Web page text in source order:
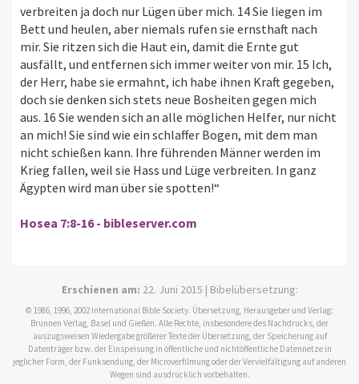
verbreiten ja doch nur Lügen über mich. 14 Sie liegen im
Bett und heulen, aber niemals rufen sie ernsthaft nach
mir. Sie ritzen sich die Haut ein, damit die Ernte gut
ausfällt, und entfernen sich immer weiter von mir. 15 Ich,
der Herr, habe sie ermahnt, ich habe ihnen Kraft gegeben,
doch sie denken sich stets neue Bosheiten gegen mich
aus. 16 Sie wenden sich an alle möglichen Helfer, nur nicht
an mich! Sie sind wie ein schlaffer Bogen, mit dem man
nicht schießen kann. Ihre führenden Männer werden im
Krieg fallen, weil sie Hass und Lüge verbreiten. In ganz
Ägypten wird man über sie spotten!“
Hosea 7:8-16 - bibleserver.com
Erschienen am: 22. Juni 2015 | Bibelübersetzung:
© 1986, 1996, 2002 International Bible Society. Übersetzung, Herausgeber und Verlag:
Brunnen Verlag, Basel und Gießen. Alle Rechte, insbesondere des Nachdrucks, der
auszugsweisen Wiedergabe größerer Texte der Übersetzung, der Speicherung auf
Datenträger bzw. der Einspeisung in öffentliche und nichtöffentliche Datennetze in
jeglicher Form, der Funksendung, der Microverfilmung oder der Vervielfältigung auf anderen
Wegen sind ausdrücklich vorbehalten.